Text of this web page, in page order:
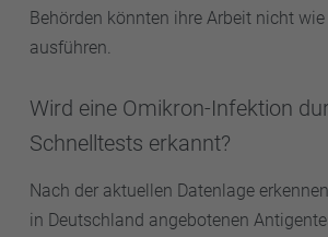
Behörden könnten ihre Arbeit nicht
ausführen.
Wird eine Omikron-Infektion
Schnelltests erkannt?
Nach der aktuellen Datenlage
in Deutschland angebotenen